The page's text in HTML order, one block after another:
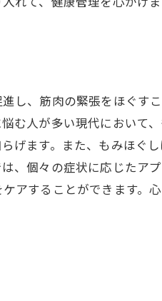
し、筋肉の緊張をほぐす
む人が多い現代において
げます。また、もみほぐ
、個々の症状に応じたア
アすることができます。